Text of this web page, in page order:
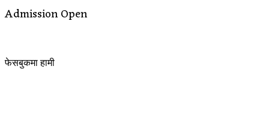
Admission Open
फेसबुकमा हामी